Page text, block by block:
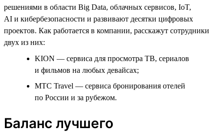
решениями в области Big Data, облачных сервисов, IoT,
AI и кибербезопасности и развивают десятки цифровых
проектов. Как работается в компании, расскажут сотрудники
двух из них:
KION — сервиса для просмотра ТВ, сериалов
и фильмов на любых девайсах;
МТС Travel — сервиса бронирования отелей
по России и за рубежом.
Баланс лучшего